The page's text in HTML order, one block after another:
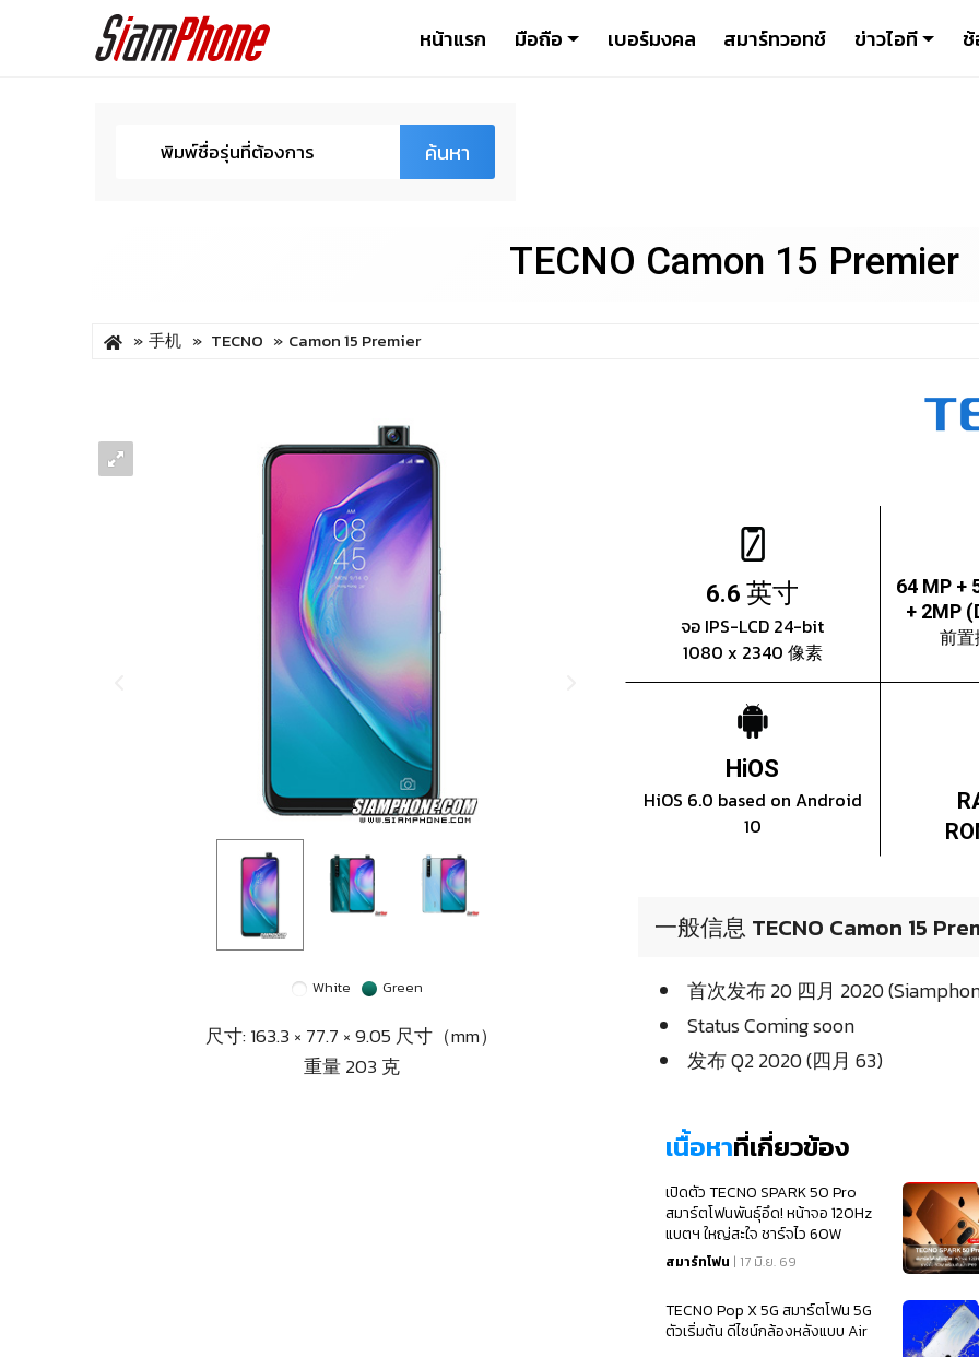
หน้าแรก มือถือ เบอร์มงคล สมาร์ทวอทช์ ข่าวไอที
ค้นหา
TECNO Camon 15 Premier
手机 TECNO Camon 15 Premier
White Green
尺寸: 163.3 × 77.7 × 9.05 尺寸（mm）
重量 203 克
6.6 英寸
จอ IPS-LCD 24-bit
1080 x 2340 像素
64 MP +
+ 2MP
前
HiOS
HiOS 6.0 based on Android
10
一般信息 TECNO Camon 15
首次发布 20 四月 2020
Status Coming soon
发布 Q2 2020 (四月 63)
เนื้อหาที่เกี่ยวข้อง
เปิดตัว TECNO SPARK 50 Pro
สมาร์ตโฟนพันธุ์อึด! หน้าจอ 120Hz
แบตฯ ใหญ่สะใจ ชาร์จไว 60W
พร้อมกันน้ำ IP69
สมาร์ทโฟน | 17 มิ.ย. 69
TECNO Pop X 5G สมาร์ตโฟน 5G
ตัวเริ่มต้น ดีไซน์กล้องหลังแบบ Air